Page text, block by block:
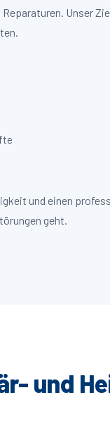
Unser
und einen
geht.
und